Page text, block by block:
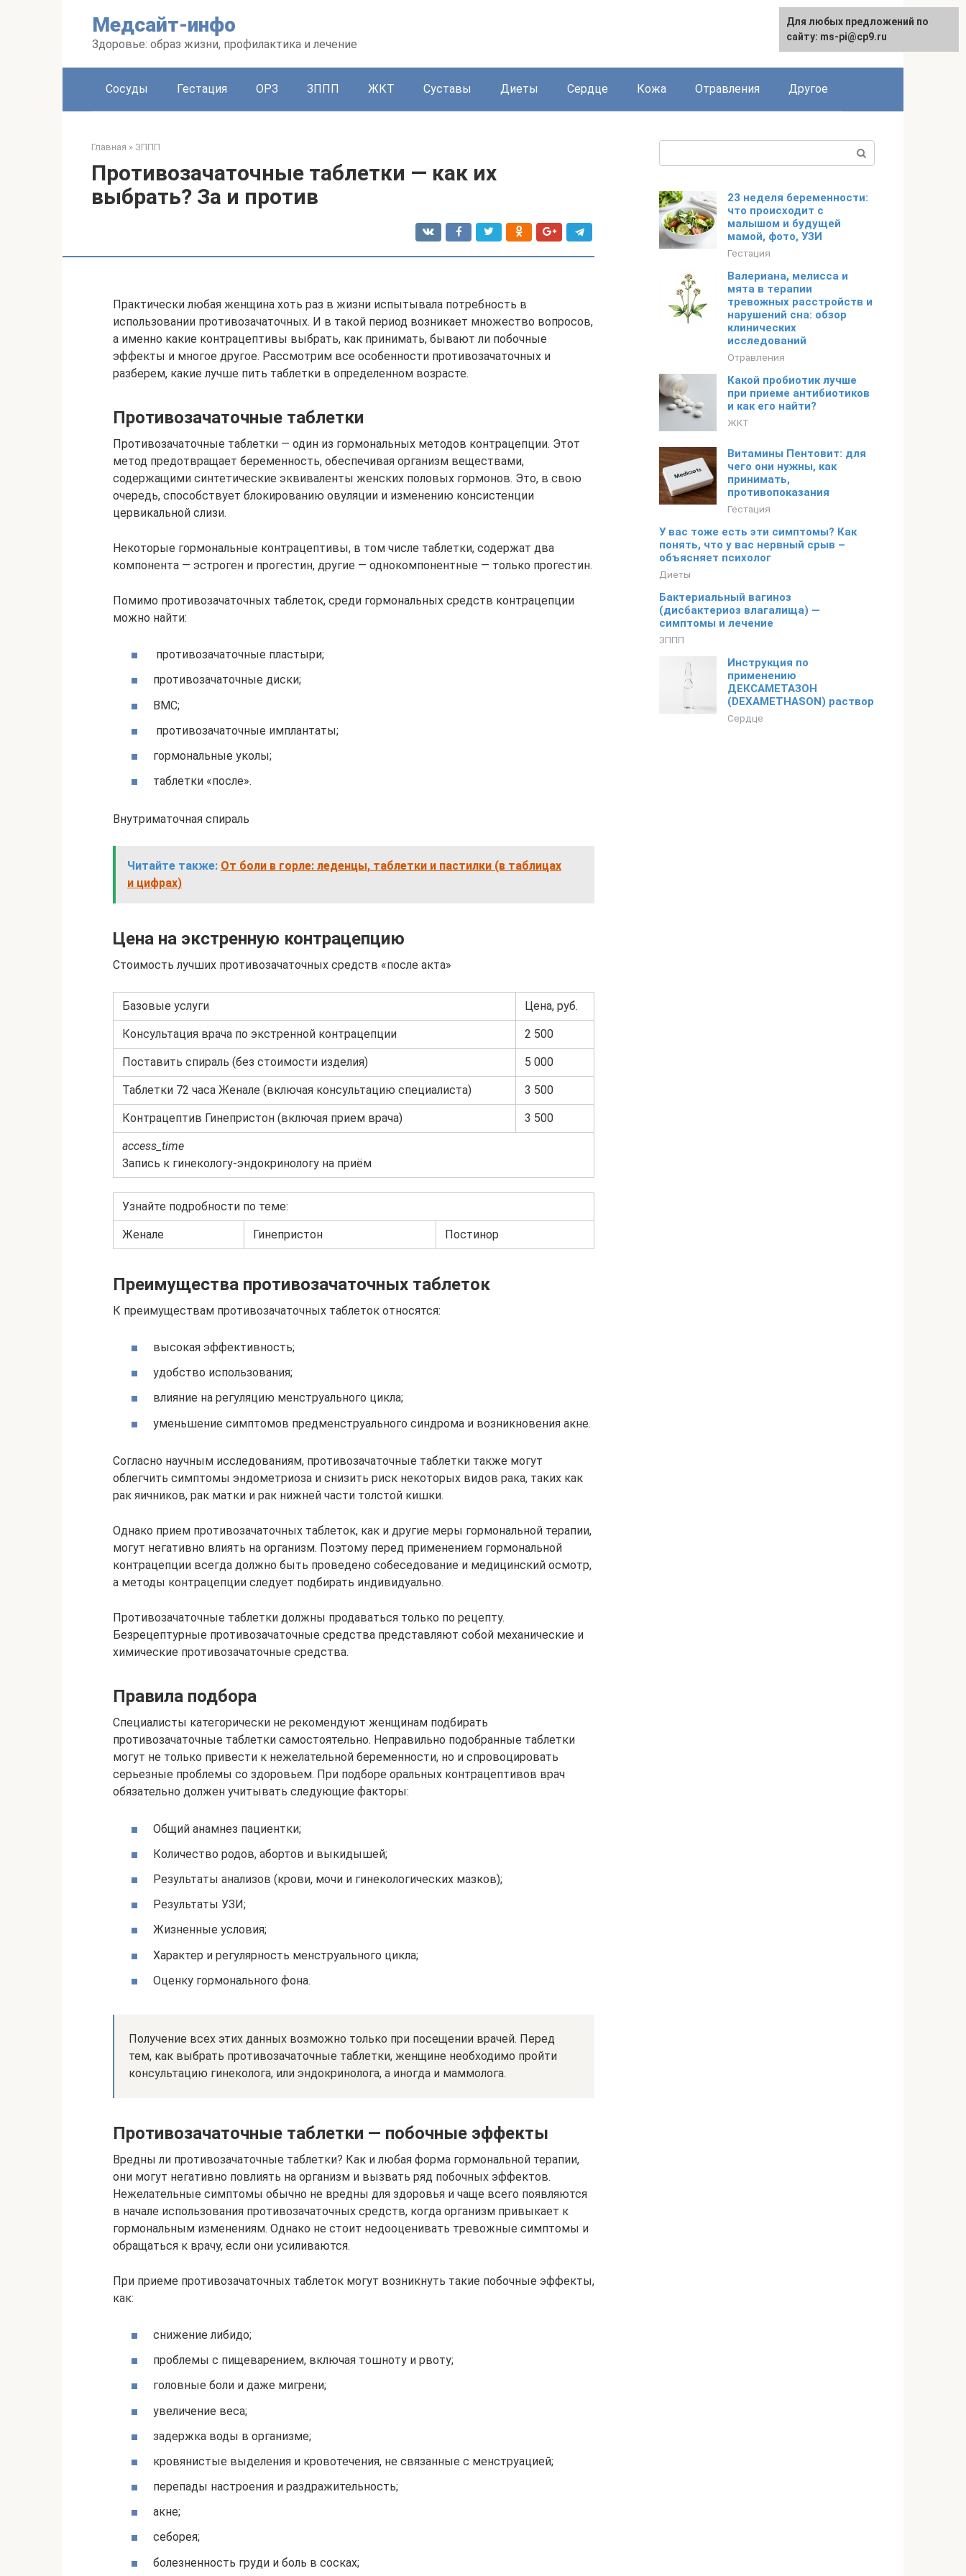
Медсайт-инфо
Здоровье: образ жизни, профилактика и лечение
Сосуды Гестация ОРЗ ЗППП ЖКТ Суставы Диеты Сердце Кожа Отравления Другое
Главная » ЗППП
Противозачаточные таблетки — как их
выбрать? За и против
Практически любая женщина хоть раз в жизни испытывала потребность в
использовании противозачаточных. И в такой период возникает множество вопросов,
а именно какие контрацептивы выбрать, как принимать, бывают ли побочные
эффекты и многое другое. Рассмотрим все особенности противозачаточных и
разберем, какие лучше пить таблетки в определенном возрасте.
Противозачаточные таблетки
Противозачаточные таблетки — один из гормональных методов контрацепции. Этот
метод предотвращает беременность, обеспечивая организм веществами,
содержащими синтетические эквиваленты женских половых гормонов. Это, в свою
очередь, способствует блокированию овуляции и изменению консистенции
цервикальной слизи.
Некоторые гормональные контрацептивы, в том числе таблетки, содержат два
компонента — эстроген и прогестин, другие — однокомпонентные — только прогестин.
Помимо противозачаточных таблеток, среди гормональных средств контрацепции
можно найти:
противозачаточные пластыри;
противозачаточные диски;
ВМС;
противозачаточные имплантаты;
гормональные уколы;
таблетки «после».
Внутриматочная спираль
Читайте также: От боли в горле: леденцы, таблетки и пастилки (в таблицах
и цифрах)
Цена на экстренную контрацепцию
Стоимость лучших противозачаточных средств «после акта»
Базовые услуги Цена, руб.
Консультация врача по экстренной контрацепции 2 500
Поставить спираль (без стоимости изделия) 5 000
Таблетки 72 часа Женале (включая консультацию специалиста) 3 500
Контрацептив Гинепристон (включая прием врача) 3 500
access_time
Запись к гинекологу-эндокринологу на приём
Узнайте подробности по теме:
Женале Гинепристон Постинор
Преимущества противозачаточных таблеток
К преимуществам противозачаточных таблеток относятся:
высокая эффективность;
удобство использования;
влияние на регуляцию менструального цикла;
уменьшение симптомов предменструального синдрома и возникновения акне.
Согласно научным исследованиям, противозачаточные таблетки также могут
облегчить симптомы эндометриоза и снизить риск некоторых видов рака, таких как
рак яичников, рак матки и рак нижней части толстой кишки.
Однако прием противозачаточных таблеток, как и другие меры гормональной терапии,
могут негативно влиять на организм. Поэтому перед применением гормональной
контрацепции всегда должно быть проведено собеседование и медицинский осмотр,
а методы контрацепции следует подбирать индивидуально.
Противозачаточные таблетки должны продаваться только по рецепту.
Безрецептурные противозачаточные средства представляют собой механические и
химические противозачаточные средства.
Правила подбора
Специалисты категорически не рекомендуют женщинам подбирать
противозачаточные таблетки самостоятельно. Неправильно подобранные таблетки
могут не только привести к нежелательной беременности, но и спровоцировать
серьезные проблемы со здоровьем. При подборе оральных контрацептивов врач
обязательно должен учитывать следующие факторы:
Общий анамнез пациентки;
Количество родов, абортов и выкидышей;
Результаты анализов (крови, мочи и гинекологических мазков);
Результаты УЗИ;
Жизненные условия;
Характер и регулярность менструального цикла;
Оценку гормонального фона.
Получение всех этих данных возможно только при посещении врачей. Перед
тем, как выбрать противозачаточные таблетки, женщине необходимо пройти
консультацию гинеколога, или эндокринолога, а иногда и маммолога.
Противозачаточные таблетки — побочные эффекты
Вредны ли противозачаточные таблетки? Как и любая форма гормональной терапии,
они могут негативно повлиять на организм и вызвать ряд побочных эффектов.
Нежелательные симптомы обычно не вредны для здоровья и чаще всего появляются
в начале использования противозачаточных средств, когда организм привыкает к
гормональным изменениям. Однако не стоит недооценивать тревожные симптомы и
обращаться к врачу, если они усиливаются.
При приеме противозачаточных таблеток могут возникнуть такие побочные эффекты,
как:
снижение либидо;
проблемы с пищеварением, включая тошноту и рвоту;
головные боли и даже мигрени;
увеличение веса;
задержка воды в организме;
кровянистые выделения и кровотечения, не связанные с менструацией;
перепады настроения и раздражительность;
акне;
себорея;
болезненность груди и боль в сосках;
23 неделя беременности:
что происходит с
малышом и будущей
мамой, фото, УЗИ
Гестация
Валериана, мелисса и
мята в терапии
тревожных расстройств и
нарушений сна: обзор
клинических
исследований
Отравления
Какой пробиотик лучше
при приеме антибиотиков
и как его найти?
ЖКТ
Витамины Пентовит: для
чего они нужны, как
принимать,
противопоказания
Гестация
У вас тоже есть эти симптомы? Как
понять, что у вас нервный срыв –
объясняет психолог
Диеты
Бактериальный вагиноз
(дисбактериоз влагалища) —
симптомы и лечение
ЗППП
Инструкция по
применению
ДЕКСАМЕТАЗОН
(DEXAMETHASON) раствор
Сердце
Для любых предложений по
сайту: ms-pi@cp9.ru